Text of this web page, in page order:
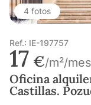
4 fotos
Ref.: IE-197757
17 €/m²/mes
Oficina
Castillas.